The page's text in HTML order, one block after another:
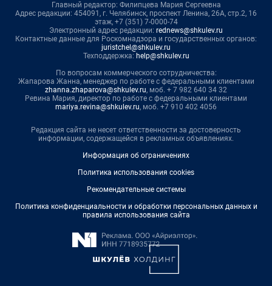
Главный редактор: Филипцева Мария Сергеевна
Адрес редакции: 454091, г. Челябинск, проспект Ленина, 26А, стр.2, 16
этаж, +7 (351) 7-0000-74
Электронный адрес редакции: rednews@shkulev.ru
Контактные данные для Роскомнадзора и государственных органов:
juristchel@shkulev.ru
Техподдержка: help@shkulev.ru
По вопросам коммерческого сотрудничества:
Жапарова Жанна, менеджер по работе с федеральными клиентами
zhanna.zhaparova@shkulev.ru, моб. + 7 982 640 34 32
Ревина Мария, директор по работе с федеральными клиентами
mariya.revina@shkulev.ru, моб. +7 910 402 4056
Редакция сайта не несет ответственности за достоверность
информации, содержащейся в рекламных объявлениях.
Информация об ограничениях
Политика использования cookies
Рекомендательные системы
Политика конфиденциальности и обработки персональных данных и
правила использования сайта